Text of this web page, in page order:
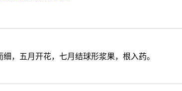
，五月开花，七月结球形浆果，根入药。